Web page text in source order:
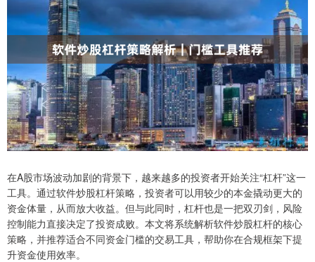
在A股市场波动加剧的背景下，越来越多的投资者开始关注“杠杆”这一
工具。通过软件炒股杠杆策略，投资者可以用较少的本金撬动更大的
资金体量，从而放大收益。但与此同时，杠杆也是一把双刃剑，风险
控制能力直接决定了投资成败。本文将系统解析软件炒股杠杆的核心
策略，并推荐适合不同资金门槛的交易工具，帮助你在合规框架下提
升资金使用效率。